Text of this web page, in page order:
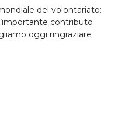
del volontariato:
contributo
oggi ringraziare